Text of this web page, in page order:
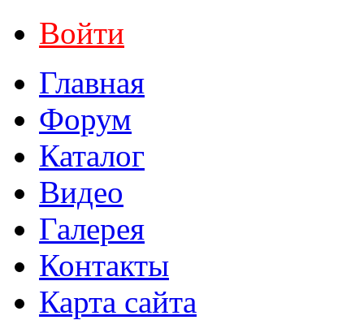
Войти
Главная
Форум
Каталог
Видео
Галерея
Контакты
Карта сайта